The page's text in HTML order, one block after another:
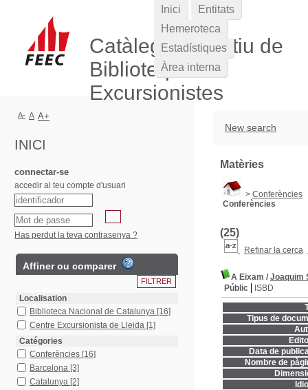
Catàleg Col·lectiu de
Biblioteques
Excursionistes
New search
Matèries
> Conferències
Conferències
(25)
Refinar la cerca
A Eixam / Joaquim
Públic
ISBD
Tipus de
Data de
Nombre de
Inici
Entitats
Hemeroteca
Estadístiques
Àrea interna
A- A A+
INICI
connectar-se
accedir al teu compte d'usuari
Has perdut la teva contrasenya ?
Affiner ou comparer
Localisation
Biblioteca Nacional de Catalunya [16]
Centre Excursionista de Lleida [1]
Catégories
Conferències [16]
Barcelona [3]
Catalunya [2]